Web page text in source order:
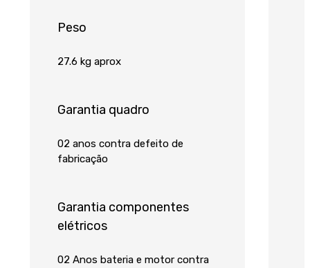
Peso
27.6 kg aprox
Garantia quadro
02 anos contra defeito de
fabricação
Garantia componentes
elétricos
02 Anos bateria e motor contra